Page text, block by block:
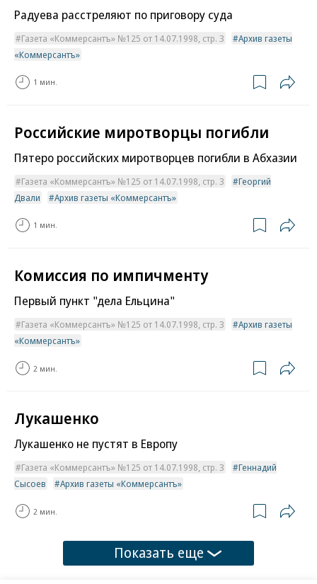
Радуева расстреляют по приговору суда
Газета «Коммерсантъ» №125 от 14.07.1998, стр. 3
Архив газеты
«Коммерсантъ»
1 мин.
Российские миротворцы погибли
Пятеро российских миротворцев погибли в Абхазии
Газета «Коммерсантъ» №125 от 14.07.1998, стр. 3
Георгий
Двали
Архив газеты «Коммерсантъ»
1 мин.
Комиссия по импичменту
Первый пункт "дела Ельцина"
Газета «Коммерсантъ» №125 от 14.07.1998, стр. 3
Архив газеты
«Коммерсантъ»
2 мин.
Лукашенко
Лукашенко не пустят в Европу
Газета «Коммерсантъ» №125 от 14.07.1998, стр. 3
Геннадий
Сысоев
Архив газеты «Коммерсантъ»
2 мин.
Показать еще